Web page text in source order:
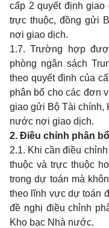
cấp 2 quyết định
trực thuộc, đồng gửi
nơi giao dịch.
1.7. Trường hợp
phòng ngân sách
theo quyết định của
phân bổ cho các đơn
giao gửi Bộ Tài chính,
nước nơi giao dịch.
2. Điều chỉnh phân
2.1. Khi cần điều
thuộc và trực thuộc
trong dự toán mà
theo lĩnh vực dự toán
đề nghị điều chỉnh
Kho bạc Nhà nước.